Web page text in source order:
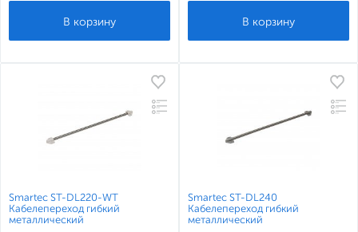
Smartec ST-DL220-WT
Кабелепереход гибкий
металлический
Smartec ST-DL240
Кабелепереход гибкий
металлический